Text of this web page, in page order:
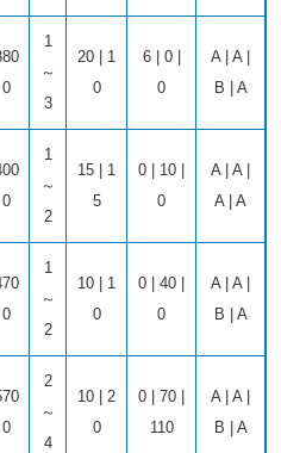
0
1
～
3
20 | 1
0
6 | 0 |
0
A | A |
B | A
0
1
～
2
15 | 1
5
0 | 10 |
0
A | A |
A | A
0
1
～
2
10 | 1
0
0 | 40 |
0
A | A |
B | A
0
2
～
4
10 | 2
0
0 | 70 |
110
A | A |
B | A